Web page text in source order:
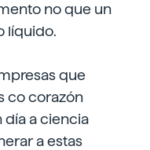
no que un
líquido.
que
co corazón
día a ciencia
a estas